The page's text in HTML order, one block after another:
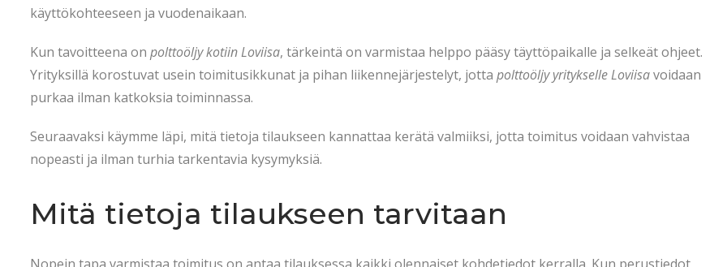
käyttökohteeseen ja vuodenaikaan.
Kun tavoitteena on polttoöljy kotiin Loviisa, tärkeintä on varmistaa helppo pääsy täyttöpaikalle ja selkeät ohjeet.
Yrityksillä korostuvat usein toimitusikkunat ja pihan liikennejärjestelyt, jotta polttoöljy yritykselle Loviisavoidaan
purkaa ilman katkoksia toiminnassa.
Seuraavaksi käymme läpi, mitä tietoja tilaukseen kannattaa kerätä valmiiksi, jotta toimitus voidaan vahvistaa
nopeasti ja ilman turhia tarkentavia kysymyksiä.
Mitä tietoja tilaukseen tarvitaan